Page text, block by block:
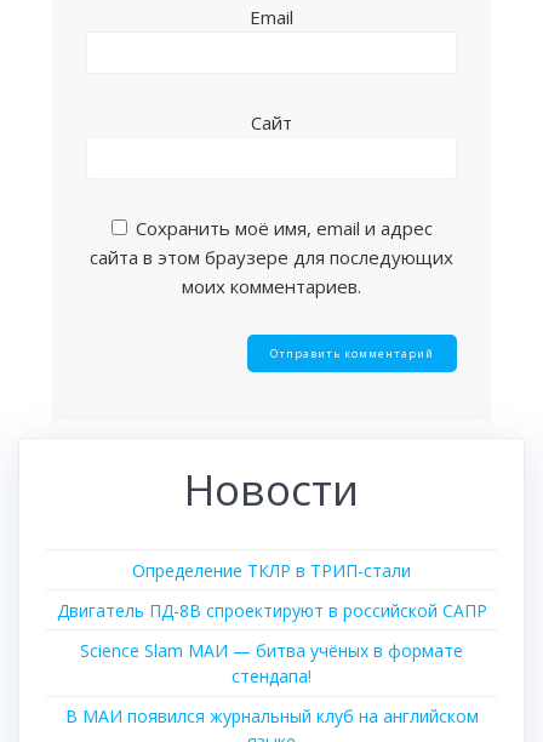
Email
Сайт
Сохранить моё имя, email и адрес
сайта в этом браузере для последующих
моих комментариев.
Новости
Определение ТКЛР в ТРИП-стали
Двигатель ПД-8В спроектируют в российской САПР
Science Slam МАИ — битва учёных в формате
стендапа!
В МАИ появился журнальный клуб на английском